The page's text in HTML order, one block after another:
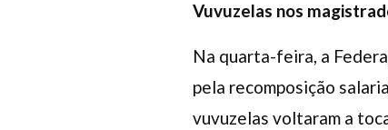
Vuvuzelas nos
Na quarta-feira, a
pela recomposição
vuvuzelas voltaram a